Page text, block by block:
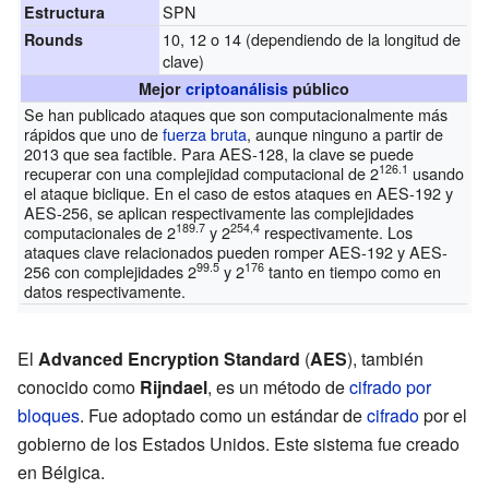
Estructura SPN
Rounds
10, 12 o 14 (dependiendo de la longitud de
clave)
Mejorcriptoanálisis público
Se han publicado ataques que son computacionalmente más
rápidos que uno defuerza bruta, aunque ninguno a partir de
2013 que sea factible. Para AES-128, la clave se puede
recuperar con una complejidad computacional de 2126.1 usando
el ataque biclique. En el caso de estos ataques en AES-192 y
AES-256, se aplican respectivamente las complejidades
computacionales de 2189.7 y 2254,4 respectivamente. Los
ataques clave relacionados pueden romper AES-192 y AES-
256 con complejidades 299.5 y 2176 tanto en tiempo como en
datos respectivamente.
El Advanced Encryption Standard (AES), también
conocido como Rijndael, es un método decifrado por
bloques. Fue adoptado como un estándar decifradopor el
gobierno de los Estados Unidos. Este sistema fue creado
en Bélgica.